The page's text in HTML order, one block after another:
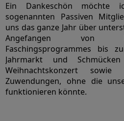
Ein Dankeschön möchte
sogenannten Passiven
uns das ganze Jahr über
Angefangen von
Faschingsprogrammes bis
Jahrmarkt und
Weihnachtskonzert
Zuwendungen, ohne die
funktionieren könnte.